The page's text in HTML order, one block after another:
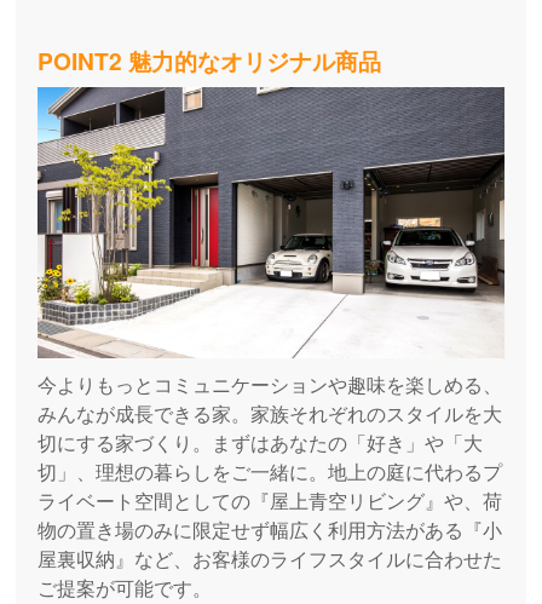
POINT2 魅力的なオリジナル商品
今よりもっとコミュニケーションや趣味を楽しめる、
みんなが成長できる家。家族それぞれのスタイルを大
切にする家づくり。まずはあなたの「好き」や「大
切」、理想の暮らしをご一緒に。地上の庭に代わるプ
ライベート空間としての『屋上青空リビング』や、荷
物の置き場のみに限定せず幅広く利用方法がある『小
屋裏収納』など、お客様のライフスタイルに合わせた
ご提案が可能です。